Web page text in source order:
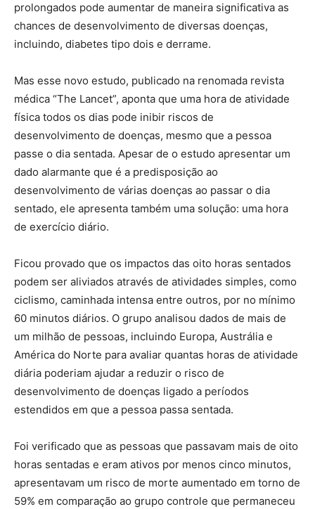
prolongados pode aumentar de maneira significativa as
chances de desenvolvimento de diversas doenças,
incluindo, diabetes tipo dois e derrame.
Mas esse novo estudo, publicado na renomada revista
médica “The Lancet”, aponta que uma hora de atividade
física todos os dias pode inibir riscos de
desenvolvimento de doenças, mesmo que a pessoa
passe o dia sentada. Apesar de o estudo apresentar um
dado alarmante que é a predisposição ao
desenvolvimento de várias doenças ao passar o dia
sentado, ele apresenta também uma solução: uma hora
de exercício diário.
Ficou provado que os impactos das oito horas sentados
podem ser aliviados através de atividades simples, como
ciclismo, caminhada intensa entre outros, por no mínimo
60 minutos diários. O grupo analisou dados de mais de
um milhão de pessoas, incluindo Europa, Austrália e
América do Norte para avaliar quantas horas de atividade
diária poderiam ajudar a reduzir o risco de
desenvolvimento de doenças ligado a períodos
estendidos em que a pessoa passa sentada.
Foi verificado que as pessoas que passavam mais de oito
horas sentadas e eram ativos por menos cinco minutos,
apresentavam um risco de morte aumentado em torno de
59% em comparação ao grupo controle que permaneceu